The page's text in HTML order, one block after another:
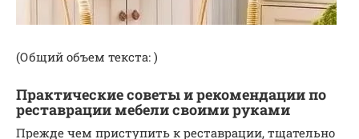
(Общий объем текста: )
Практические советы и рекомендации по
реставрации мебели своими руками
Прежде чем приступить к реставрации, тщательно